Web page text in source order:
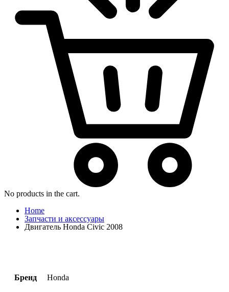
No products in the cart.
Home
Запчасти и аксессуары
Двигатель Honda Civic 2008
Бренд Honda